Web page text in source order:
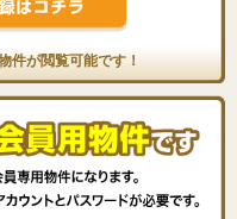
件が閲覧可能です！